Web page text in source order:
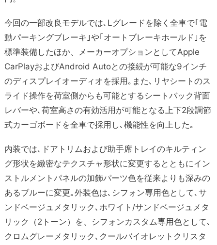
今回の一部改良モデルでは､Lグレードを除く全車で｢電
動パーキングブレーキ｣や｢オートブレーキホールド｣を
標準装備したほか、メーカーオプションとしてApple
CarPlayおよびAndroid Autoとの接続が可能な9インチ
のディスプレイオーディオを採用｡また､リヤシートのス
ライド操作を荷室側からも可能とするシートバック背面
レバーや､荷室高さの有効活用が可能となる上下2段調節
式カーゴボードを全車で採用し､機能性を向上した｡
内装では､ドアトリムおよび助手席トレイのキルティン
グ形状を緻密なテクスチャ形状に変更するとともにイン
ストルメントパネルの加飾パーツ色を従来よりも深みの
あるブルーに変更｡外装色は､シフォン専用色として､サ
ンドベージュメタリック､ホワイト/サンドベージュメタ
リック（2トーン）を、シフォンカスタム専用色として､
クロムグレーメタリック､クールバイオレットクリスタ